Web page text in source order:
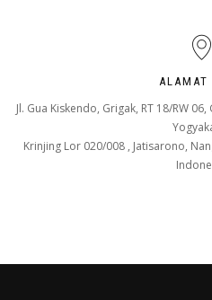
ALAMAT
Jl. Gua Kiskendo, Grigak, RT 18/RW
Krinjing Lor 020/008 , Jatisarono,